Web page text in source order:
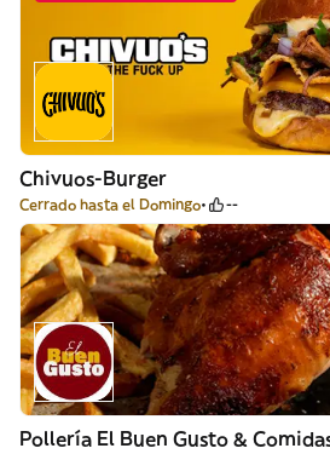
Chivuos-Burger
Cerrado hasta el Domingo --
Pollería El Buen Gusto &